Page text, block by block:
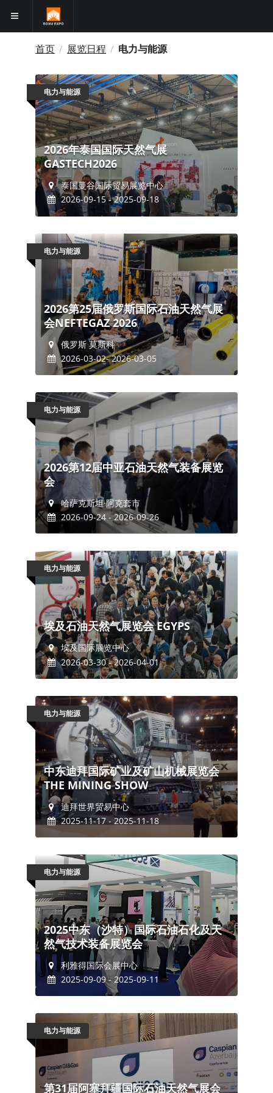
首页 / 展览日程 / 电力与能源
电力与能源
2026年泰国国际天然气展
GASTECH2026
泰国曼谷国际贸易展览中心
2026-09-15 - 2025-09-18
电力与能源
2026第25届俄罗斯国际石油天然气展
会NEFTEGAZ 2026
俄罗斯 莫斯科
2026-03-02- 2026-03-05
电力与能源
2026第12届中亚石油天然气装备展览
会
哈萨克斯坦·阿克套市
2026-09-24 - 2026-09-26
电力与能源
埃及石油天然气展览会 EGYPS
埃及国际展览中心
2026-03-30 - 2026-04-01
电力与能源
中东迪拜国际矿业及矿山机械展览会
THE MINING SHOW
迪拜世界贸易中心
2025-11-17 - 2025-11-18
电力与能源
2025中东（沙特）国际石油石化及天
然气技术装备展览会
利雅得国际会展中心
2025-09-09 - 2025-09-11
电力与能源
第31届阿塞拜疆国际石油天然气展会